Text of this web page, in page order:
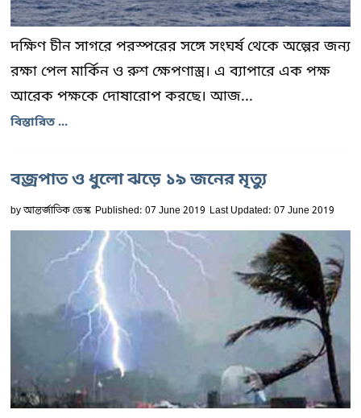
দক্ষিণ চীন সাগরে পরস্পরের সঙ্গে সংঘর্ষ থেকে অল্পের জন্য
রক্ষা পেল মার্কিন ও রুশ ক্ষেপণাস্ত্র। এ ব্যাপারে এক পক্ষ
আরেক পক্ষকে দোষারোপ করছে। আজ...
বিস্তারিত ...
বজ্রপাত ও ধুলো ঝড়ে ১৯ জনের মৃত্যু
byআন্তর্জাতিক ডেস্ক Published: 07 June 2019 Last Updated: 07 June 2019